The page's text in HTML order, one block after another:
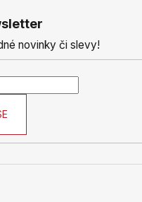
novinky či slevy!